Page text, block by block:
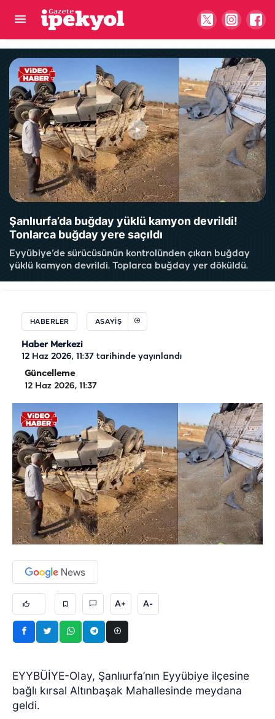
Şanlıurfa’da buğday yüklü kamyon devrildi!
Tonlarca buğday yere saçıldı
Eyyübiye’de sürücüsünün kontrolünden çıkan buğday
yüklü kamyon devrildi. Toplarca buğday yer döküldü.
HABERLER ASAYIŞ
Haber Merkezi
12 Haz 2026, 11:37 tarihinde yayınlandı
Güncelleme
12 Haz 2026, 11:37
A+ A-
EYYBÜİYE-OIay, Şanlıurfa’nın Eyyübiye ilçesine
bağlı kırsal Altınbaşak Mahallesinde meydana
geldi.
Şanlıurfa’da tehlikeli drift kamerada: Lüks araçla
trafiği tehlikeye attı